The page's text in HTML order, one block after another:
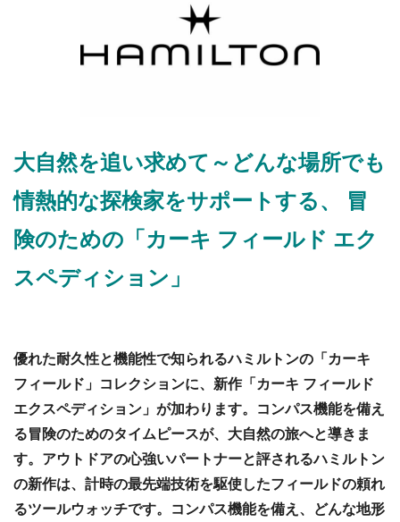
大自然を追い求めて～どんな場所でも
情熱的な探検家をサポートする、 冒
険のための「カーキ フィールド エク
スペディション」
優れた耐久性と機能性で知られるハミルトンの「カーキ
フィールド」コレクションに、新作「カーキ フィールド
エクスペディション」が加わります。コンパス機能を備え
る冒険のためのタイムピースが、大自然の旅へと導きま
す。アウトドアの心強いパートナーと評されるハミルトン
の新作は、計時の最先端技術を駆使したフィールドの頼れ
るツールウォッチです。コンパス機能を備え、どんな地形